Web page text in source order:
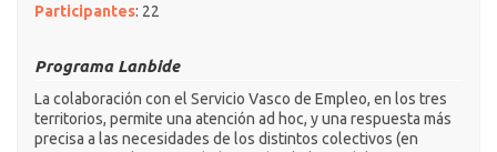
Participantes: 22
Programa Lanbide
La colaboración con el Servicio Vasco de Empleo, en los tres
territorios, permite una atención ad hoc, y una respuesta más
precisa a las necesidades de los distintos colectivos (en